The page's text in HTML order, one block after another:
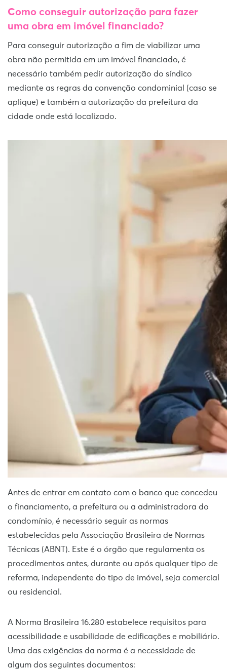
Como conseguir autorização para fazer
uma obra em imóvel financiado?
Para conseguir autorização a fim de viabilizar uma
obra não permitida em um imóvel financiado, é
necessário também pedir autorização do síndico
mediante as regras da convenção condominial (caso se
aplique) e também a autorização da prefeitura da
cidade onde está localizado.
Antes de entrar em contato com o banco que concedeu
o financiamento, a prefeitura ou a administradora do
condomínio, é necessário seguir as normas
estabelecidas pela Associação Brasileira de Normas
Técnicas (ABNT). Este é o órgão que regulamenta os
procedimentos antes, durante ou após qualquer tipo de
reforma, independente do tipo de imóvel, seja comercial
ou residencial.
A Norma Brasileira 16.280 estabelece requisitos para
acessibilidade e usabilidade de edificações e mobiliário.
Uma das exigências da norma é a necessidade de
algum dos seguintes documentos: